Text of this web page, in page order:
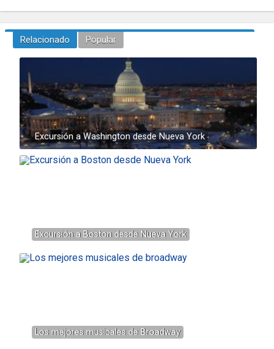
Relacionado Popular
Excursión a Washington desde Nueva York
Excursión a Boston desde Nueva York
Los mejores musicales de Broadway